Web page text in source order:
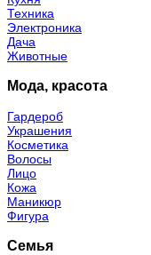
Техника
Электроника
Дача
Животные
Мода, красота
Гардероб
Украшения
Косметика
Волосы
Лицо
Кожа
Маникюр
Фигура
Семья